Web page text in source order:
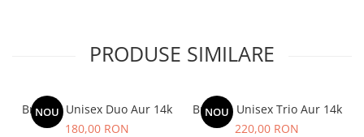
PRODUSE SIMILARE
NOU
Bratara Unisex Duo Aur 14k
180,00 RON
NOU
Bratara Unisex Trio Aur 14k
220,00 RON